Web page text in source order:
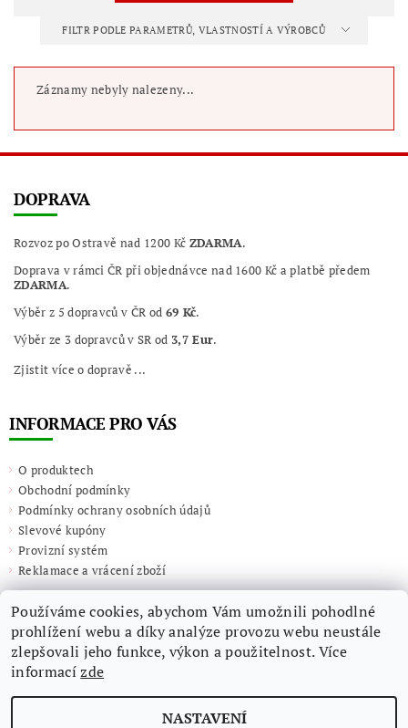
FILTR PODLE PARAMETRŮ, VLASTNOSTÍ A VÝROBCŮ
Záznamy nebyly nalezeny...
DOPRAVA
Rozvoz po Ostravě nad 1200 Kč ZDARMA.
Doprava v rámci ČR při objednávce nad 1600 Kč a platbě předem
ZDARMA.
Výběr z 5 dopravců v ČR od 69 Kč.
Výběr ze 3 dopravců v SR od 3,7 Eur.
Zjistit více o dopravě ...
INFORMACE PRO VÁS
O produktech
Obchodní podmínky
Podmínky ochrany osobních údajů
Slevové kupóny
Provizní systém
Reklamace a vrácení zboží
Používáme cookies, abychom Vám umožnili pohodlné
prohlížení webu a díky analýze provozu webu neustále
zlepšovali jeho funkce, výkon a použitelnost. Více
informacízde
NASTAVENÍ